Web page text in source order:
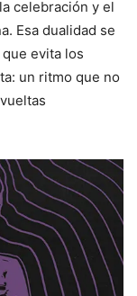
celebración y el
Esa dualidad se
evita los
un ritmo que no